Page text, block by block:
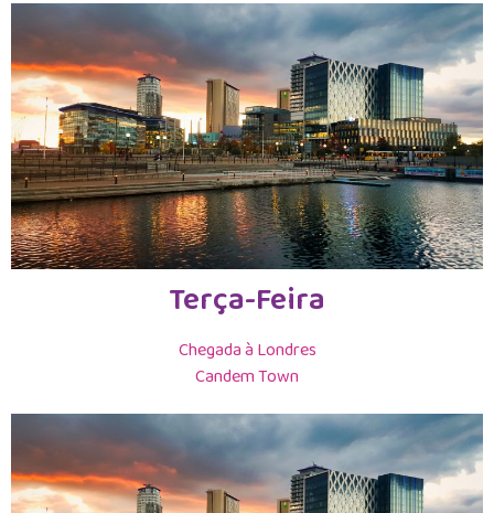
Terça-Feira
Chegada à Londres
Candem Town